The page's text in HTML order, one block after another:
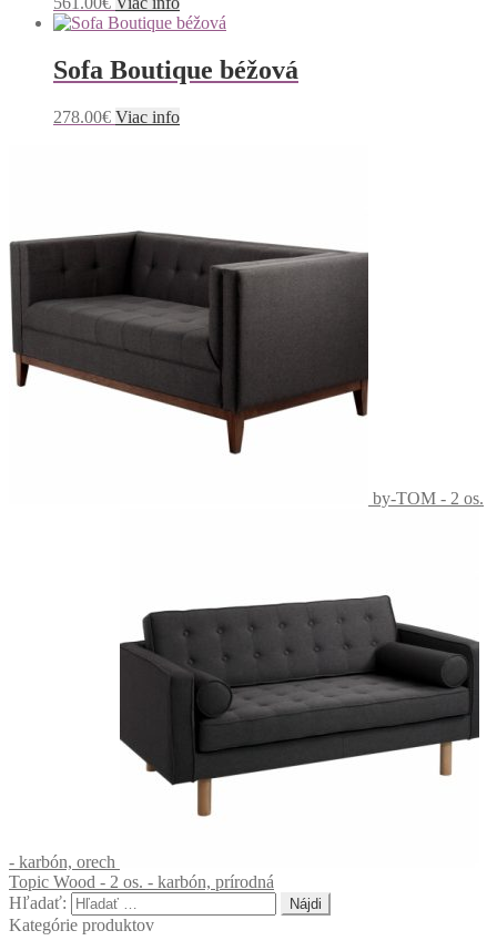
Sofa Boutique béžová
278.00€ Viac info
by-TOM - 2 os.
- karbón, orech
Topic Wood - 2 os. - karbón, prírodná
Hľadať:
Kategórie produktov